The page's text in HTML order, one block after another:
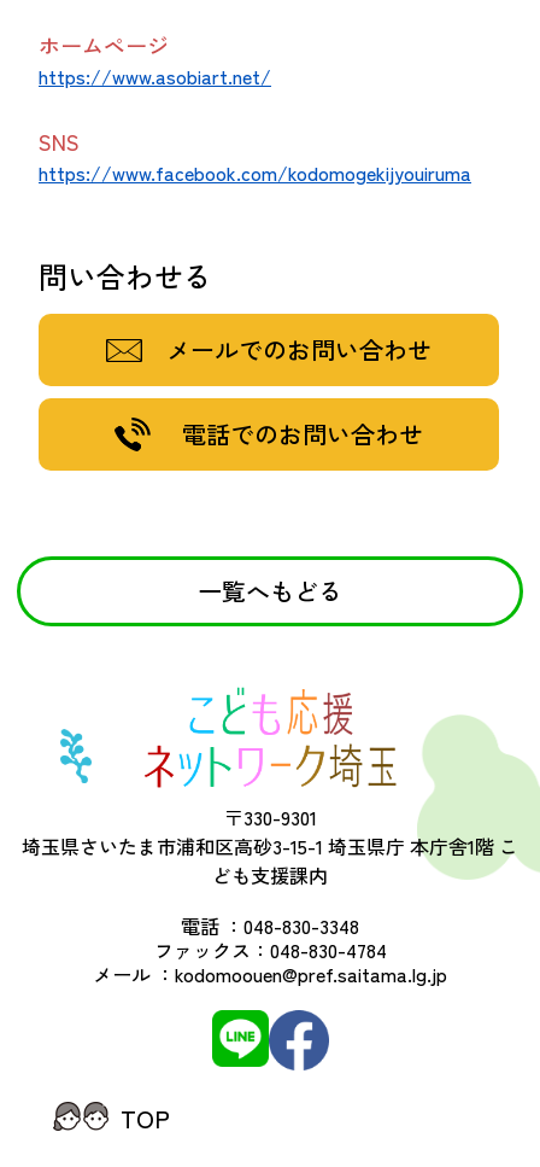
ホームページ
https://www.asobiart.net/
SNS
https://www.facebook.com/kodomogekijyouiruma
問い合わせる
メールでのお問い合わせ
電話でのお問い合わせ
一覧へもどる
〒330-9301
埼玉県さいたま市浦和区高砂3-15-1 埼玉県庁 本庁舎1階 こ
ども支援課内
電話 ： 048-830-3348
ファックス： 048-830-4784
メール ： kodomoouen@pref.saitama.lg.jp
TOP